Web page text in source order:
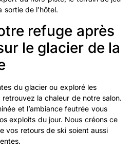
sortie de l’hôtel.
refuge après
le glacier de la
du glacier ou exploré les
la chaleur de notre salon.
et l’ambiance feutrée vous
exploits du jour. Nous créons ce
vos retours de ski soient aussi